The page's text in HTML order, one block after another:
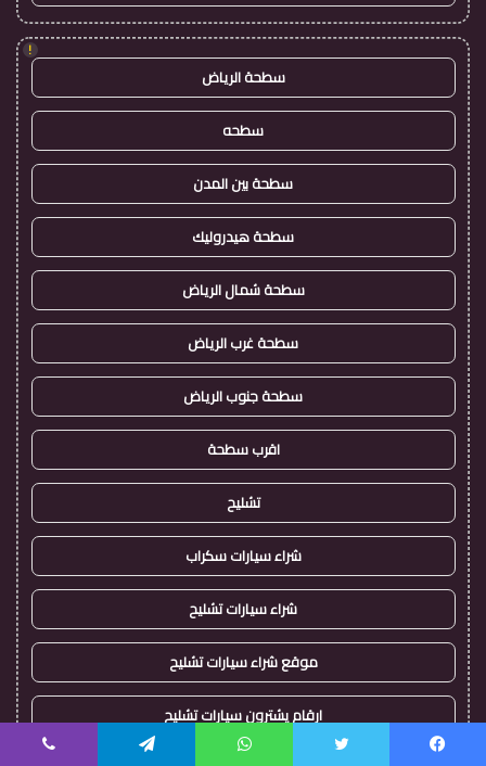
!
سطحة الرياض
سطحه
سطحة بين المدن
سطحة هيدروليك
سطحة شمال الرياض
سطحة غرب الرياض
سطحة جنوب الرياض
اقرب سطحة
تشليح
شراء سيارات سكراب
شراء سيارات تشليح
موقع شراء سيارات تشليح
ارقام يشترون سيارات تشليح